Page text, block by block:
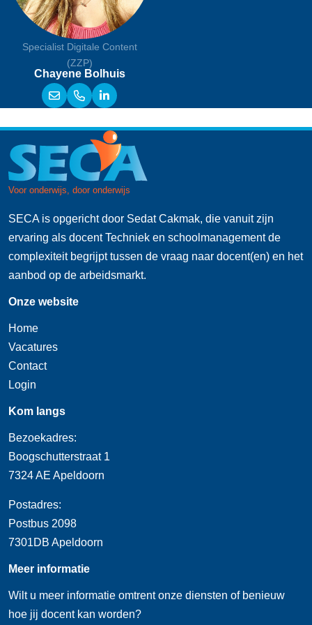
Specialist Digitale Content
(ZZP)
Chayene Bolhuis
SECA is opgericht door Sedat Cakmak, die vanuit zijn
ervaring als docent Techniek en schoolmanagement de
complexiteit begrijpt tussen de vraag naar docent(en) en het
aanbod op de arbeidsmarkt.
Onze website
Home
Vacatures
Contact
Login
Kom langs
Bezoekadres:
Boogschutterstraat 1
7324 AE Apeldoorn
Postadres:
Postbus 2098
7301DB Apeldoorn
Meer informatie
Wilt u meer informatie omtrent onze diensten of benieuw
hoe jij docent kan worden?